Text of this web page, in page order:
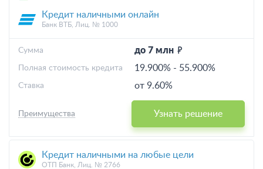
Калькулятор
Кредит наличными онлайн
Банк ВТБ, Лиц. № 1000
до 7 млн
Cумма
19.900% - 55.900%
Полная стоимость кредита
от 9.60%
Ставка
Узнать решение
Преимущества
Кредит наличными на любые цели
ОТП Банк, Лиц. № 2766